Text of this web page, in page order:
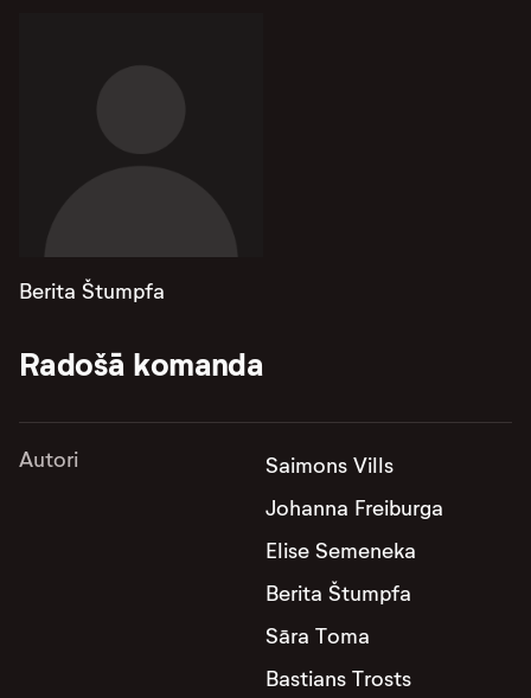
Berita Štumpfa
Radošā komanda
Autori
Saimons Vills
Johanna Freiburga
Elise Semeneka
Berita Štumpfa
Sāra Toma
Bastians Trosts